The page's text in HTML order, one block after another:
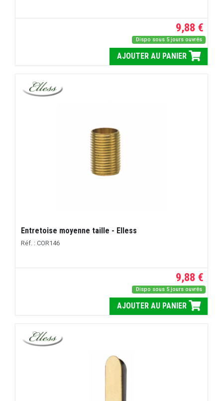
9,88 €
Dispo sous 5 jours ouvrés
AJOUTER AU PANIER
Entretoise moyenne taille - Elless
Réf. : COR146
9,88 €
Dispo sous 5 jours ouvrés
AJOUTER AU PANIER